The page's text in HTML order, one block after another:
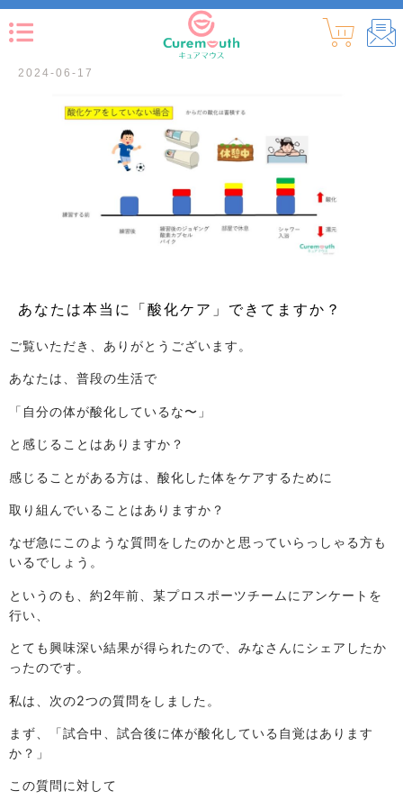
2024-06-17
あなたは本当に「酸化ケア」できてますか？
ご覧いただき、ありがとうございます。
あなたは、普段の生活で
「自分の体が酸化しているな〜」
と感じることはありますか？
感じることがある方は、酸化した体をケアするために
取り組んでいることはありますか？
なぜ急にこのような質問をしたのかと思っていらっしゃる方も
いるでしょう。
というのも、約2年前、某プロスポーツチームにアンケートを
行い、
とても興味深い結果が得られたので、みなさんにシェアしたか
ったのです。
私は、次の2つの質問をしました。
まず、「試合中、試合後に体が酸化している自覚はあります
か？」
この質問に対して